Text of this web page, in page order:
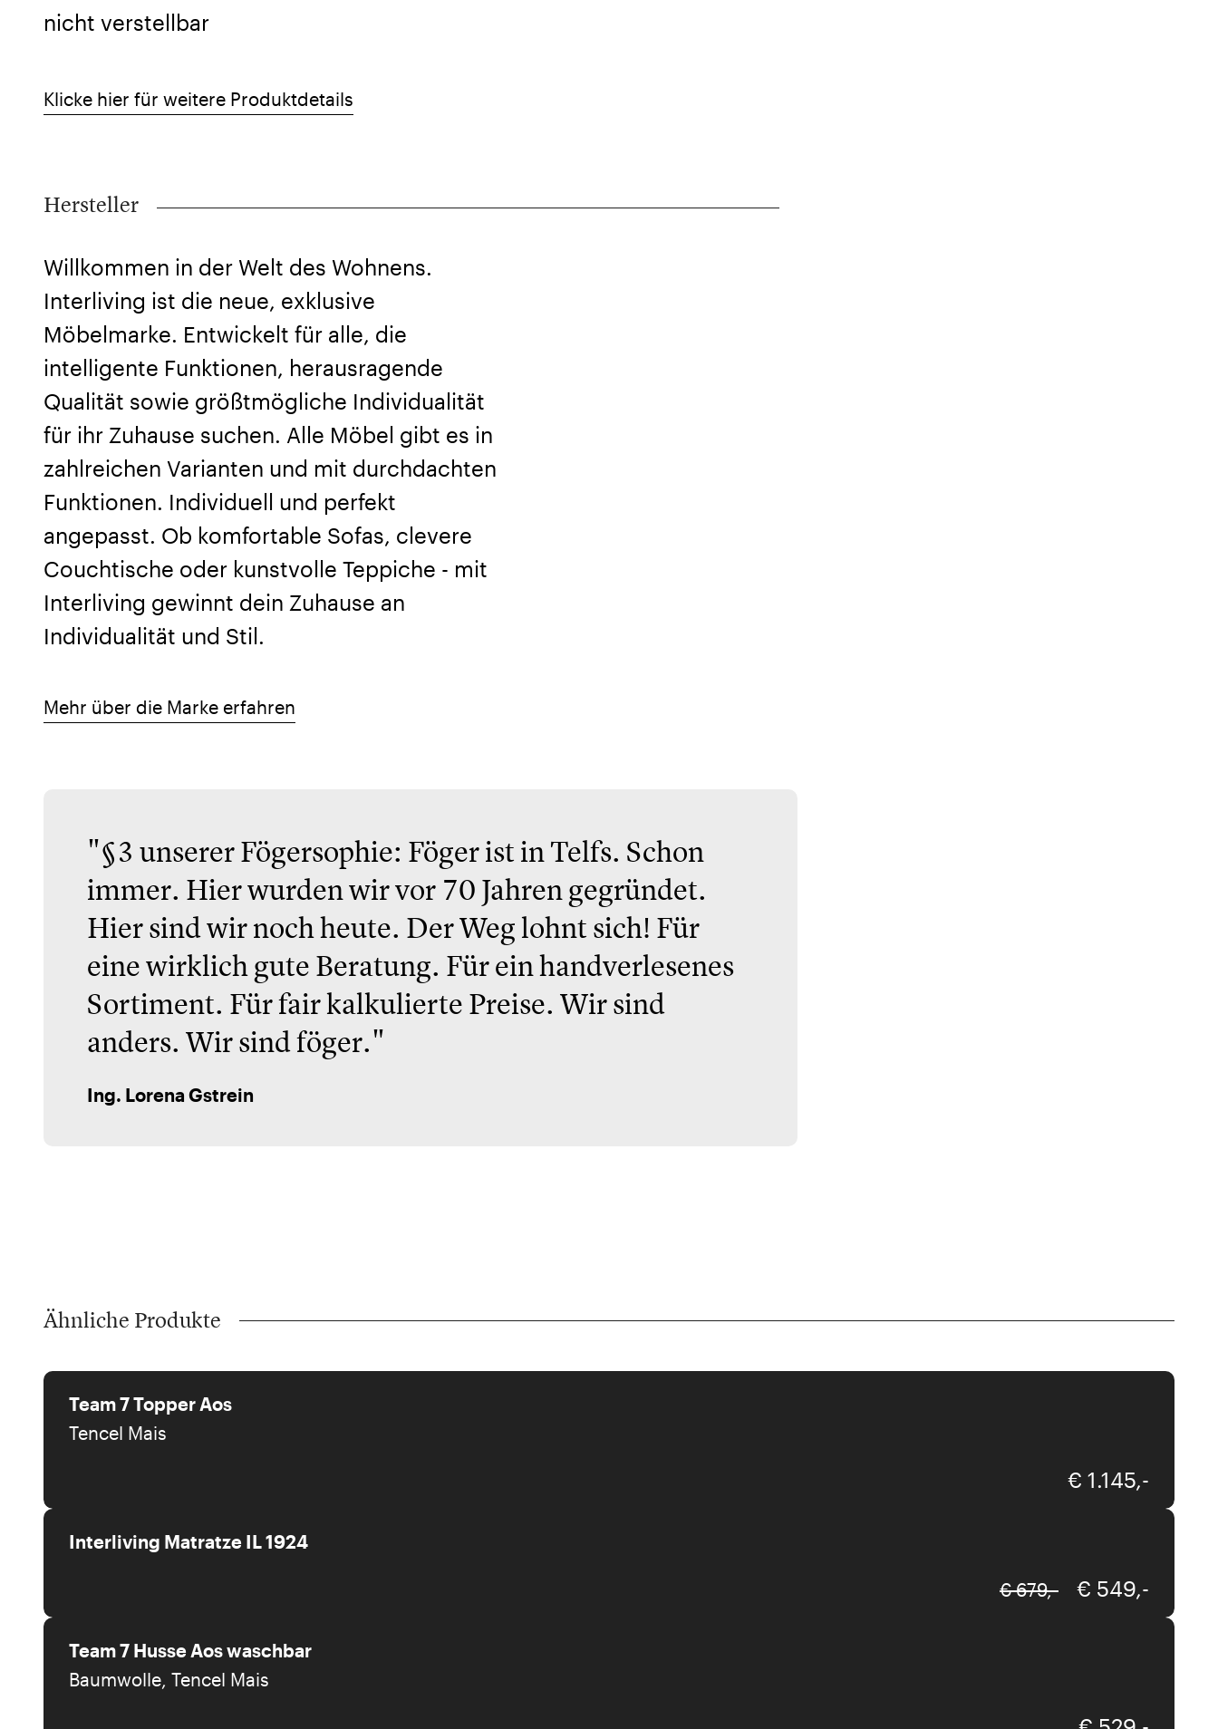
nicht verstellbar
Klicke hier für weitere Produktdetails
Hersteller
Willkommen in der Welt des Wohnens.
Interliving ist die neue, exklusive
Möbelmarke. Entwickelt für alle, die
intelligente Funktionen, herausragende
Qualität sowie größtmögliche Individualität
für ihr Zuhause suchen. Alle Möbel gibt es in
zahlreichen Varianten und mit durchdachten
Funktionen. Individuell und perfekt
angepasst. Ob komfortable Sofas, clevere
Couchtische oder kunstvolle Teppiche - mit
Interliving gewinnt dein Zuhause an
Individualität und Stil.
Mehr über die Marke erfahren
"§3 unserer Fögersophie: Föger ist in Telfs. Schon
immer. Hier wurden wir vor 70 Jahren gegründet.
Hier sind wir noch heute. Der Weg lohnt sich! Für
eine wirklich gute Beratung. Für ein handverlesenes
Sortiment. Für fair kalkulierte Preise. Wir sind
anders. Wir sind föger."
Ing. Lorena Gstrein
Ähnliche Produkte
Team 7 Topper Aos
Tencel Mais
€ 1.145,-
Interliving
Interliving Matratze IL 1924
€ 679,- € 549,-
Team 7
Team 7 Husse Aos waschbar
Baumwolle, Tencel Mais